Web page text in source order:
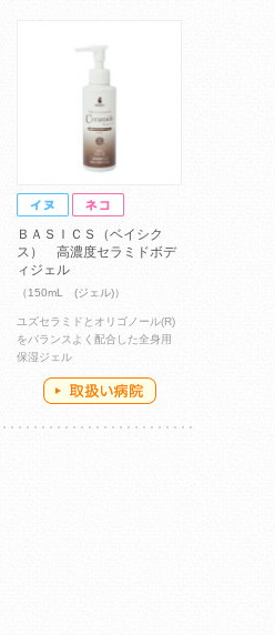
ＢＡＳＩＣＳ（ベイシク
ス） 高濃度セラミドボデ
ィジェル
（150mL (ジェル)）
ユズセラミドとオリゴノール(R)
をバランスよく配合した全身用
保湿ジェル